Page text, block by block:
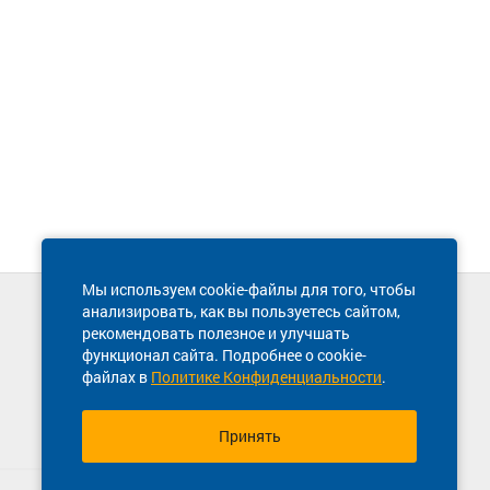
Мы используем cookie-файлы для того, чтобы
анализировать, как вы пользуетесь сайтом,
рекомендовать полезное и улучшать
функционал сайта. Подробнее о cookie-
файлах в Политике Конфиденциальности.
Принять
Техническая поддержка сайта
8 800 600-03-38